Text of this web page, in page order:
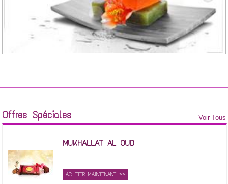
Offres Spéciales Voir Tous
MUKHALLAT AL OUD
ACHETER MAINTENANT >>